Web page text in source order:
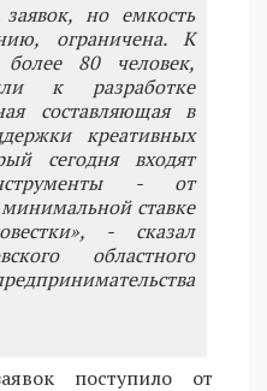
но емкость
ограничена. К
80 человек,
к разработке
составляющая в
креативных
сегодня входят
- от
ставке
- сказал
областного
поступило от